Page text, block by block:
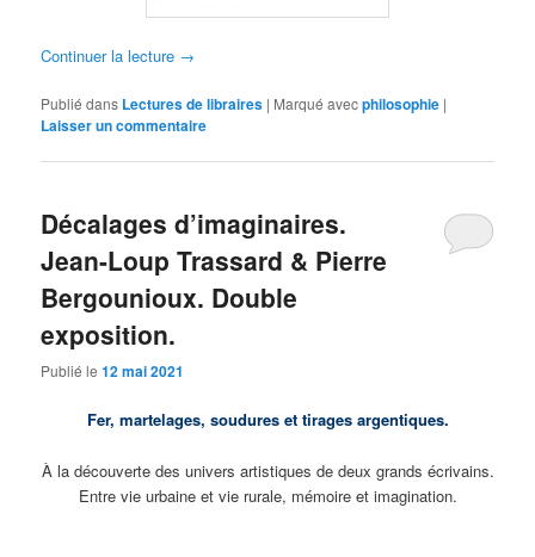
Continuer la lecture →
Publié dans Lectures de libraires | Marqué avecphilosophie |
Laisser un commentaire
Décalages d’imaginaires.
Jean-Loup Trassard & Pierre
Bergounioux. Double
exposition.
Publié le12 mai 2021
Fer, martelages, soudures et tirages argentiques.
À la découverte des univers artistiques de deux grands écrivains.
Entre vie urbaine et vie rurale, mémoire et imagination.